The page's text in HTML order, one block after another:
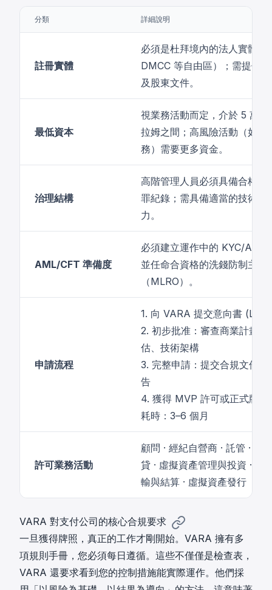
分類 詳細說明
註冊實體
必須是杜拜境內的法人實體（
DMCC 等自由區）；需提供
及股東文件。
最低資本
視業務活動而定，介於 5 萬
拉姆之間；高風險活動（如交
務）需要更多資金。
治理結構
高階管理人員必須具備合格資
罪紀錄；需具備適當的技術與
力。
AML/CFT 準備度
必須建立運作中的 KYC/AML
並任命合資格的洗錢防制主管
（MLRO）。
申請流程
1. 向 VARA 提交意向書 (LOI)
2. 初步批准：審查商業計畫、
估、技術架構
3. 完整申請：提交合規文件及
告
4. 獲得 MVP 許可或正式牌
耗時：3–6 個月
許可業務活動
顧問 · 經紀自營商 · 託管 · 交
貸 · 虛擬資產管理與投資 · 虛
輸與結算 · 虛擬資產發行
VARA 對支付公司的核心合規要求
一旦獲得牌照，真正的工作才剛開始。VARA 擁有多
項規則手冊，您必須每日遵循。這些不僅僅是檢查表，
VARA 還要求看到您的控制措施能實際運作。他們採